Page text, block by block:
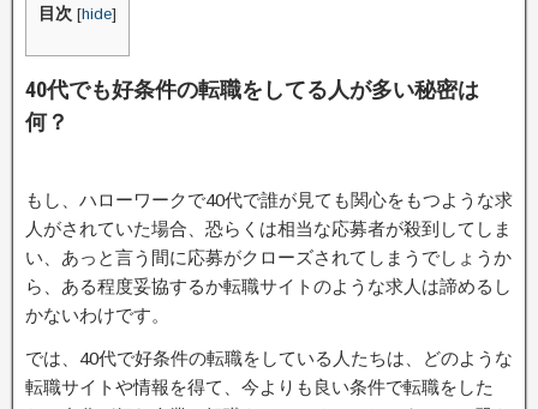
目次 [hide]
40代でも好条件の転職をしてる人が多い秘密は
何？
もし、ハローワークで40代で誰が見ても関心をもつような求
人がされていた場合、恐らくは相当な応募者が殺到してしま
い、あっと言う間に応募がクローズされてしまうでしょうか
ら、ある程度妥協するか転職サイトのような求人は諦めるし
かないわけです。
では、40代で好条件の転職をしている人たちは、どのような
転職サイトや情報を得て、今よりも良い条件で転職をした